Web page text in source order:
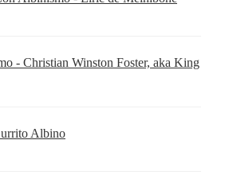
- Christian Winston Foster, aka King
Albino